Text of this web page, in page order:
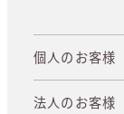
個人のお客様
法人のお客様